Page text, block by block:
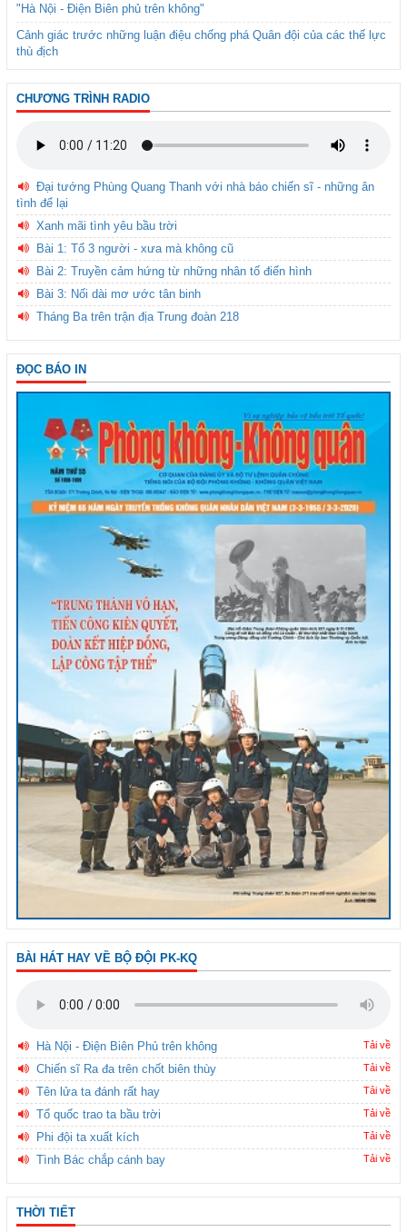
"Hà Nội - Điện Biên phủ trên không"
Cảnh giác trước những luận điệu chống phá Quân đội của các thế lực
thù địch
CHƯƠNG TRÌNH RADIO
Đại tướng Phùng Quang Thanh với nhà báo chiến sĩ - những ân
tình để lại
Xanh mãi tình yêu bầu trời
Bài 1: Tổ 3 người - xưa mà không cũ
Bài 2: Truyền cảm hứng từ những nhân tố điển hình
Bài 3: Nối dài mơ ước tân binh
Tháng Ba trên trận địa Trung đoàn 218
ĐỌC BÁO IN
BÀI HÁT HAY VỀ BỘ ĐỘI PK-KQ
Hà Nội - Điện Biên Phủ trên không Tải về
Chiến sĩ Ra đa trên chốt biên thùy Tải về
Tên lửa ta đánh rất hay Tải về
Tổ quốc trao ta bầu trời Tải về
Phi đội ta xuất kích Tải về
Tình Bác chắp cánh bay Tải về
THỜI TIẾT